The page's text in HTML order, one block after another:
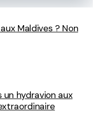
Maldives ? Non
hydravion aux